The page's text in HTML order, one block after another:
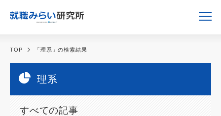
TOP 「理系」の検索結果
理系
すべての記事